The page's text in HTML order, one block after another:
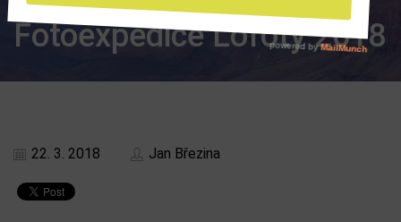
2018
Fotoexpedice Lofoty 2018
22. 3. 2018 Jan Březina